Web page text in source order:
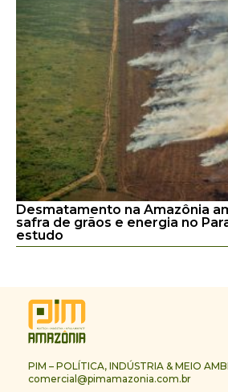
Desmatamento na Amazônia
safra de grãos e energia no
estudo
PIM – POLÍTICA, INDÚSTRIA & MEIO
comercial@pimamazonia.com.br